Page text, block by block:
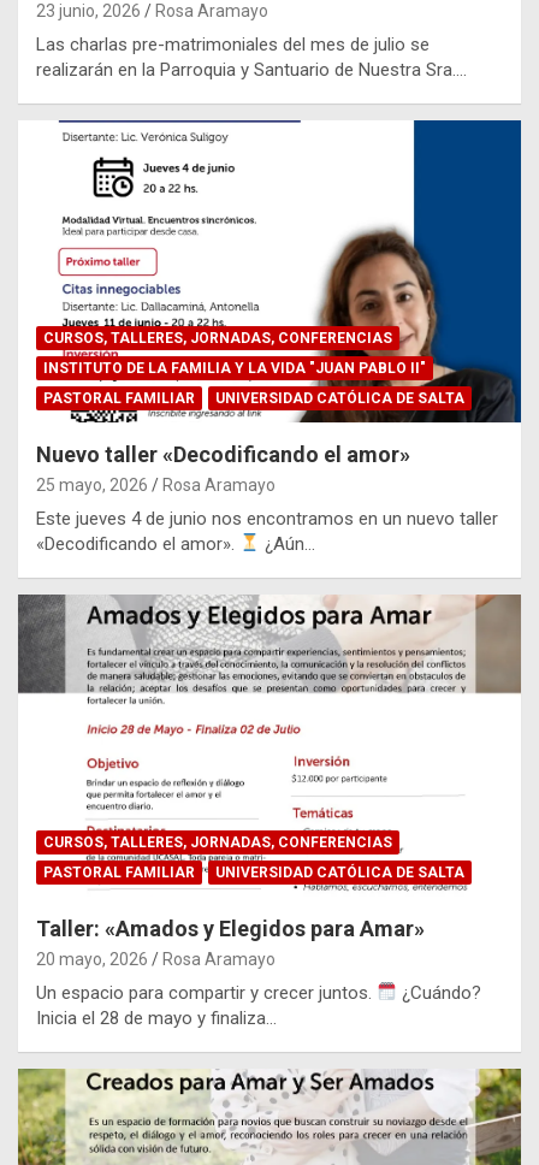
23 junio, 2026 Rosa Aramayo
Las charlas pre-matrimoniales del mes de julio se
realizarán en la Parroquia y Santuario de Nuestra Sra.…
CURSOS, TALLERES, JORNADAS, CONFERENCIAS
INSTITUTO DE LA FAMILIA Y LA VIDA "JUAN PABLO II"
PASTORAL FAMILIAR
UNIVERSIDAD CATÓLICA DE SALTA
Nuevo taller «Decodificando el amor»
25 mayo, 2026 Rosa Aramayo
Este jueves 4 de junio nos encontramos en un nuevo taller
«Decodificando el amor».
¿Aún…
CURSOS, TALLERES, JORNADAS, CONFERENCIAS
PASTORAL FAMILIAR
UNIVERSIDAD CATÓLICA DE SALTA
Taller: «Amados y Elegidos para Amar»
20 mayo, 2026 Rosa Aramayo
Un espacio para compartir y crecer juntos.
¿Cuándo?
Inicia el 28 de mayo y finaliza…